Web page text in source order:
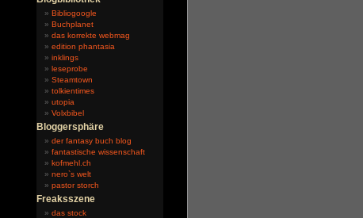
Bibliogoogle
Buchplanet
das korrekte webmag
edition phantasia
inklings
leseprobe
Steamtown
tolkientimes
utopia
Volxbibel
Bloggersphäre
der fantasy buch blog
fantastische wissenschaft
kofmehl.ch
nero`s welt
pastor storch
Freaksszene
das stock